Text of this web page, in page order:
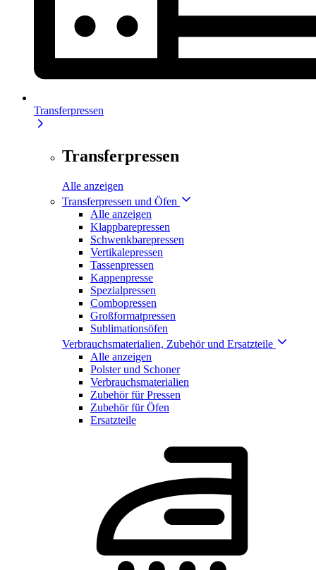
Transferpressen
Transferpressen
Alle anzeigen
Transferpressen und Öfen
Alle anzeigen
Klappbarepressen
Schwenkbarepressen
Vertikalepressen
Tassenpressen
Kappenpresse
Spezialpressen
Combopressen
Großformatpressen
Sublimationsöfen
Verbrauchsmaterialien, Zubehör und Ersatzteile
Alle anzeigen
Polster und Schoner
Verbrauchsmaterialien
Zubehör für Pressen
Zubehör für Öfen
Ersatzteile